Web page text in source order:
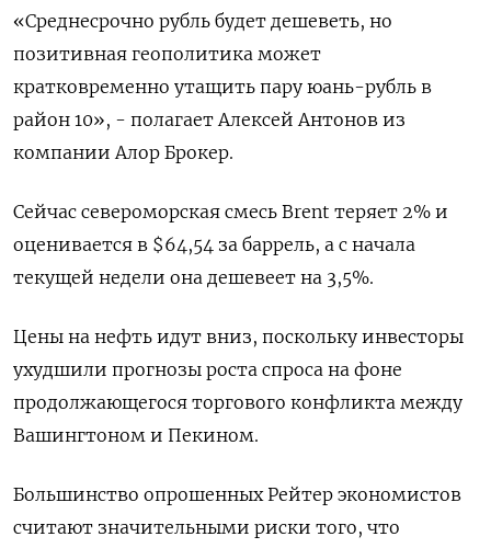
«Среднесрочно рубль будет дешеветь, но
позитивная геополитика может
кратковременно утащить пару юань-рубль в
район 10», - полагает Алексей Антонов из
компании Алор Брокер.
Сейчас североморская смесь Brent теряет 2% и
оценивается в $64,54 за баррель, а с начала
текущей недели она дешевеет на 3,5%.
Цены на нефть идут вниз, поскольку инвесторы
ухудшили прогнозы роста спроса на фоне
продолжающегося торгового конфликта между
Вашингтоном и Пекином.
Большинство опрошенных Рейтер экономистов
считают значительными риски того, что